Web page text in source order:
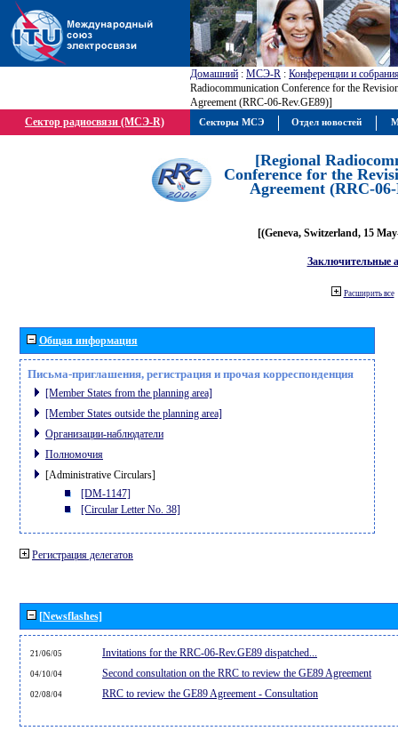
Домашний : МСЭ-R : Конференции и
Radiocommunication Conference for the
Agreement (RRC-06-Rev.GE89)]
Сектор радиосвязи (МСЭ-R)
[Regional
Conference for the
Agreement (RRC-
[(Geneva, Switzerland, 15
Заключительные
Расширить все
Общая информация
Письма-приглашения, регистрация и прочая корреспонденция
[Member States from the planning area]
[Member States outside the planning area]
Организации-наблюдатели
Полномочия
[Administrative Circulars]
[DM-1147]
[Circular Letter No. 38]
Регистрация делегатов
[Newsflashes]
21/06/05 Invitations for the RRC-06-Rev.GE89 dispatched...
04/10/04 Second consultation on the RRC to review the GE89 Agreement
02/08/04 RRC to review the GE89 Agreement - Consultation
Секторы МСЭ Отдел новостей